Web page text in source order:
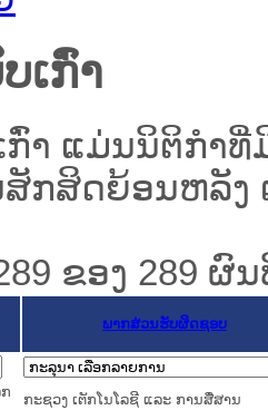
ເກົ່າ
ກົ່າ ແມ່ນນິຕິກໍາ
ກສິດຍ້ອນຫລັງ
ຂອງ 289 ຜົ
ພາກສ່ວນຮັບຜິດຊອບ
ກະຊວງ ເຕັກໂນໂລຊີ ແລະ ການສື່ສານ